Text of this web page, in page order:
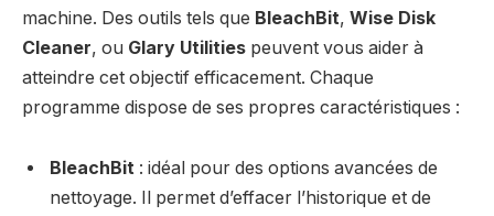
machine. Des outils tels que BleachBit, Wise Disk
Cleaner, ou Glary Utilities peuvent vous aider à
atteindre cet objectif efficacement. Chaque
programme dispose de ses propres caractéristiques :
BleachBit : idéal pour des options avancées de
nettoyage. Il permet d’effacer l’historique et de